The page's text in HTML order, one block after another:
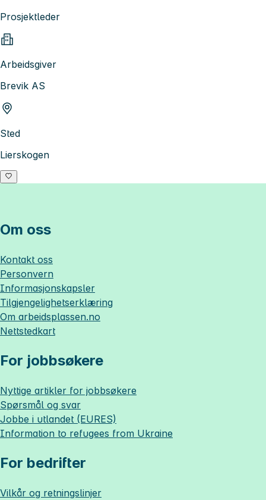
Prosjektleder
Arbeidsgiver
Brevik AS
Sted
Lierskogen
Om oss
Kontakt oss
Personvern
Informasjonskapsler
Tilgjengelighetserklæring
Om arbeidsplassen.no
Nettstedkart
For jobbsøkere
Nyttige artikler for jobbsøkere
Spørsmål og svar
Jobbe i utlandet (EURES)
Information to refugees from Ukraine
For bedrifter
Vilkår og retningslinjer